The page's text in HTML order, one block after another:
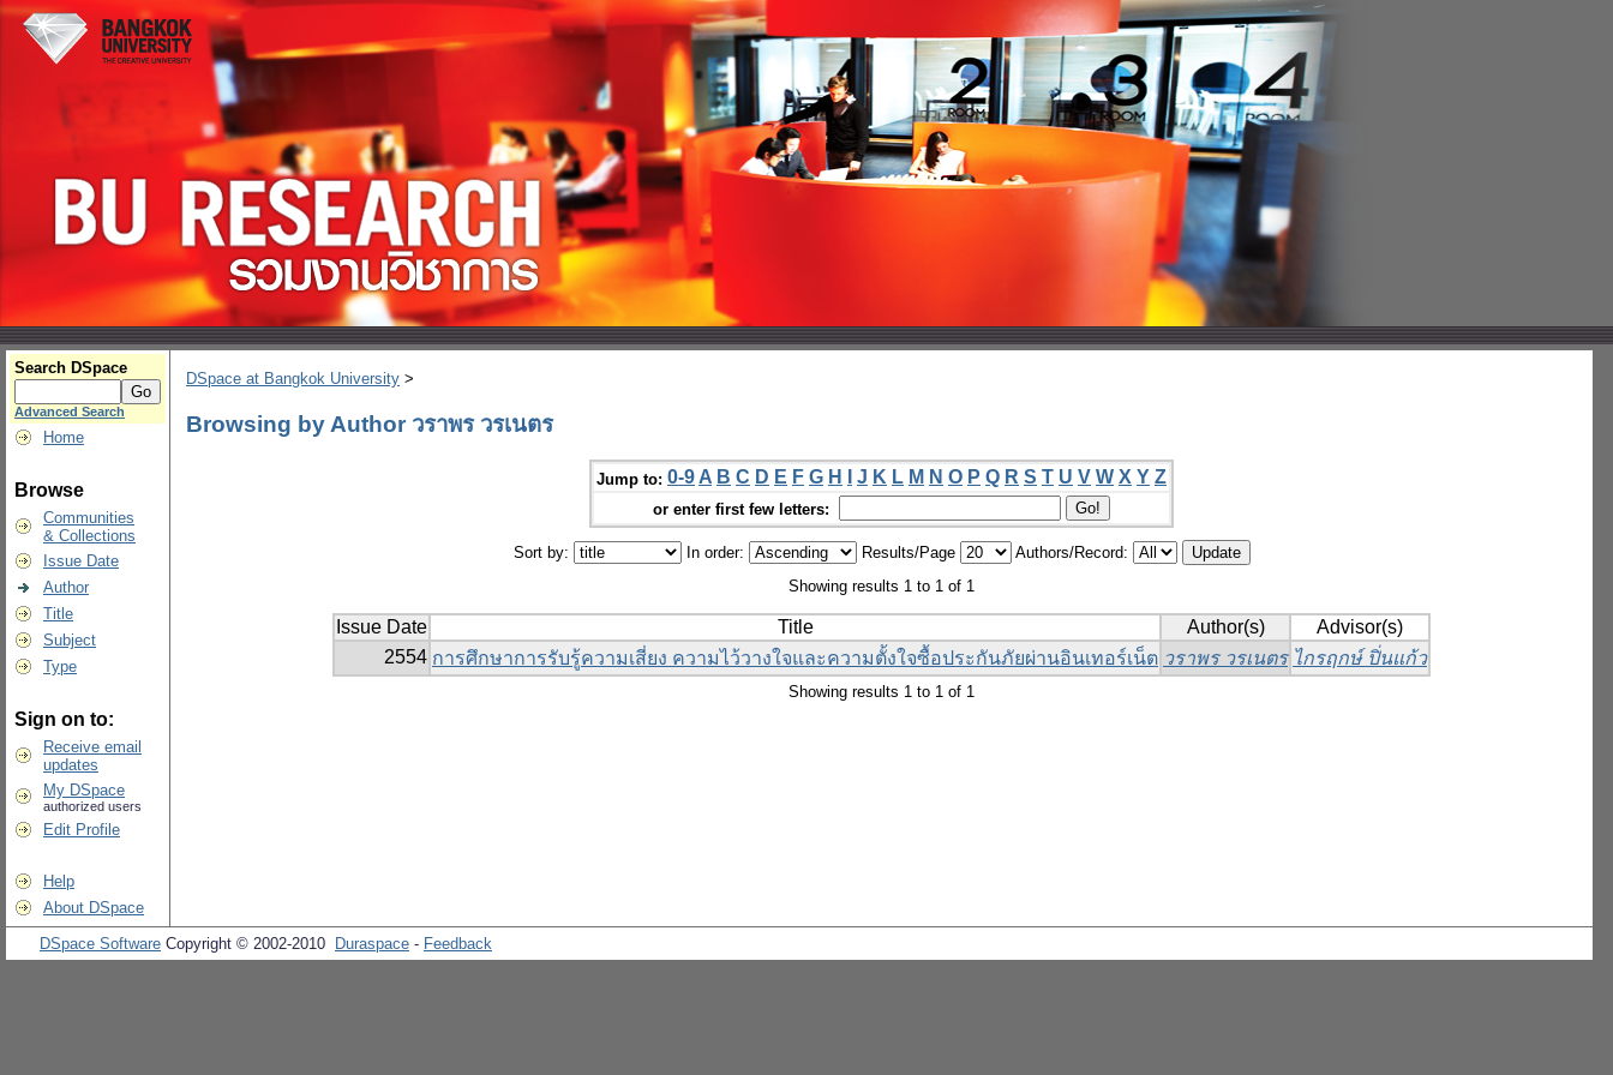
Search DSpace
Advanced Search
Home
Browse
Communities
& Collections
Issue Date
Author
Title
Subject
Type
Sign on to:
Receive email
updates
My DSpace
authorized users
Edit Profile
Help
About DSpace
DSpace at Bangkok University >
Browsing by Author วราพร วรเนตร
Jump to: 0-9 A B C D E F G H J K L M N O P Q R S T U V W X Y Z
or enter first few letters:
Sort by: In order: Results/Page
Authors/Record:
Showing results 1 to 1 of 1
Issue Date Title Author(s)
Advisor(s)
2554 การศึกษาการรับรู้ความเสี่ยง ความไว้วางใจและความตั้งใจซื้อประกันภัยผ่านอินเทอร์เน็ต วราพร วรเนตร ไกรฤกษ์ ปิ่นแก้ว
Showing results 1 to 1 of 1
DSpace Software Copyright © 2002-2010 Duraspace - Feedback